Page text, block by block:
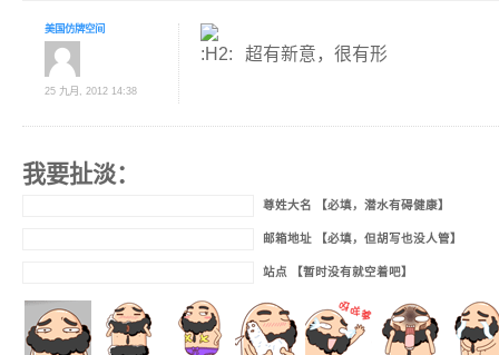
美国仿牌空间
25 九月, 2012 14:38
超有新意，很有形
我要扯淡：
尊姓大名 【必填，潜水有碍健康】
邮箱地址 【必填，但胡写也没人管】
站点 【暂时没有就空着吧】